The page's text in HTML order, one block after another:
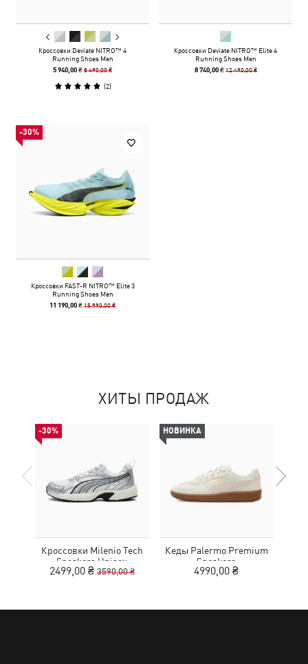
Кроссовки Deviate NITRO™ 4
Running Shoes Men
5 940,00 ₴8 490,00 ₴
(2)
Кроссовки Deviate NITRO™ Elite 4
Running Shoes Men
8 740,00 ₴ 12 490,00 ₴
-30%
Кроссовки FAST-R NITRO™ Elite 3
Running Shoes Men
11 190,00 ₴15 990,00 ₴
ХИТЫ ПРОДАЖ
-30%
Кроссовки Milenio Tech
Sneakers Unisex
2499,00 ₴ 3590,00 ₴
НОВИНКА
Кеды Palermo Premium
Sneakers
4990,00 ₴